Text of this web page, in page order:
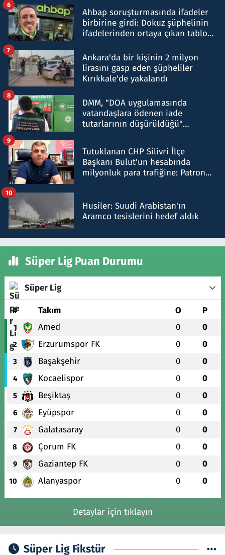
Ahbap soruşturmasında ifadeler
birbirine girdi: Dokuz şüphelinin
ifadelerinden ortaya çıkan tablo
6
Ankara'da bir kişinin 2 milyon
lirasını gasp eden şüpheliler
Kırıkkale'de yakalandı
7
DMM, "DOA uygulamasında
vatandaşlara ödenen iade
tutarlarının düşürüldüğü"
8
Tutuklanan CHP Silivri İlçe
Başkanı Bulut'un hesabında
milyonluk para trafiğine: Patron
9
Husiler: Suudi Arabistan'ın
Aramco tesislerini hedef aldık
10
Süper Lig Puan Durumu
Süper Lig
# Takım O P
1 Amed 0 0
2 Erzurumspor FK 0 0
3 Başakşehir 0 0
4 Kocaelispor 0 0
5 Beşiktaş 0 0
6 Eyüpspor 0 0
7 Galatasaray 0 0
8 Çorum FK 0 0
9 Gaziantep FK 0 0
10 Alanyaspor 0 0
Detaylar için tıklayın
Süper Lig Fikstür